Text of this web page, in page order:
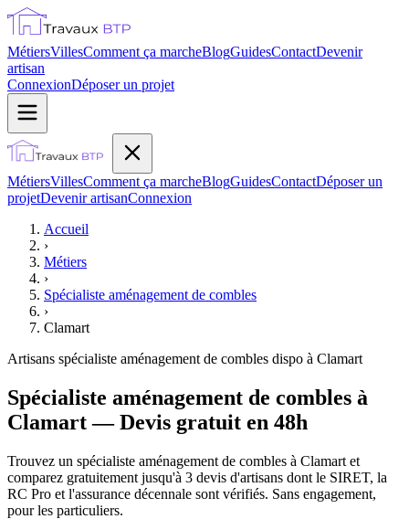
MétiersVillesComment ça marcheBlogGuidesContactDevenir
artisan
ConnexionDéposer un projet
MétiersVillesComment ça marcheBlogGuidesContactDéposer un
projetDevenir artisanConnexion
Accueil
›
Métiers
›
Spécialiste aménagement de combles
›
Clamart
Artisans spécialiste aménagement de combles dispo à Clamart
Spécialiste aménagement de combles à
Clamart — Devis gratuit en 48h
Trouvez un spécialiste aménagement de combles à Clamart et
comparez gratuitement jusqu'à 3 devis d'artisans dont le SIRET, la
RC Pro et l'assurance décennale sont vérifiés. Sans engagement,
pour les particuliers.